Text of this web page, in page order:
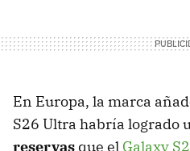
En Europa, la marca
S26 Ultra habría logrado
reservas que el Galaxy